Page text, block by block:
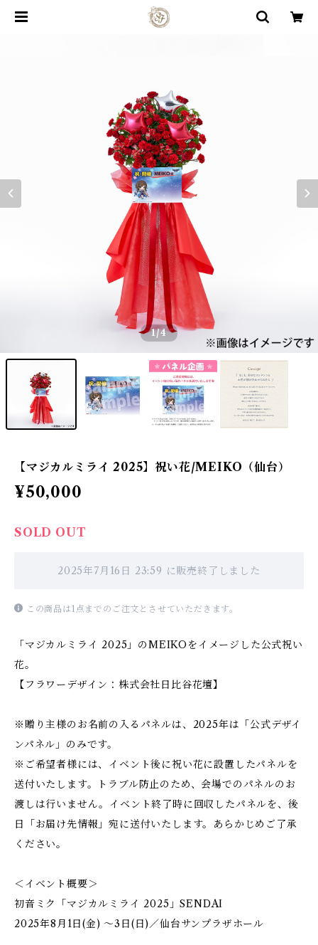
1/4
【マジカルミライ 2025】祝い花/MEIKO（仙台）
¥50,000
SOLD OUT
2025年7月16日 23:59 に販売終了しました
この商品は1点までのご注文とさせていただきます。
「マジカルミライ 2025」のMEIKOをイメージした公式祝い
花。
【フラワーデザイン：株式会社日比谷花壇】
※贈り主様のお名前の入るパネルは、2025年は「公式デザイ
ンパネル」のみです。
※ご希望者様には、イベント後に祝い花に設置したパネルを
送付いたします。トラブル防止のため、会場でのパネルのお
渡しは行いません。イベント終了時に回収したパネルを、後
日「お届け先情報」宛に送付いたします。あらかじめご了承
ください。
＜イベント概要＞
初音ミク「マジカルミライ 2025」SENDAI
2025年8月1日(金) ～3日(日)／仙台サンプラザホール